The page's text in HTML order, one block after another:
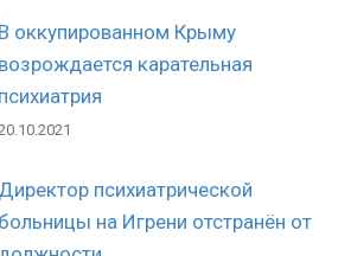
В оккупированном Крыму
возрождается карательная
психиатрия
Директор психиатрической
больницы на Игрени отстранён от